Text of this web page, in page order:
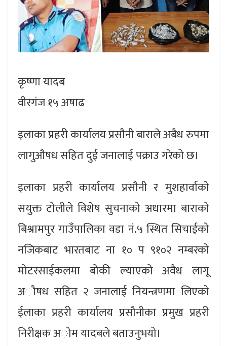
कृष्णा यादब
वीरगंज १५ अषाढ
इलाका प्रहरी कार्यालय प्रसौनी बाराले अबैध रुपमा
लागुऔषध सहित दुई जनालाई पक्राउ गरेको छ।
इलाका प्रहरी कार्यालय प्रसौनी र मुशहार्वाको
सयुक्त टोलीले विशेष सुचनाको अधारमा बाराको
बिश्रामपुर गाउँपालिका वडा नं.५ स्थित सिचाईको
नजिकबाट भारतबाट ना १० प ९१०२ नम्बरको
मोटरसाईकलमा बोकी ल्याएको अवैध लागू
अौषध सहित २ जनालाई नियन्त्रणमा लिएको
ईलाका प्रहरी कार्यालय प्रसौनीका प्रमुख प्रहरी
निरीक्षक अोम यादबले बताउनुभयो।